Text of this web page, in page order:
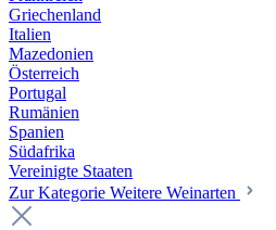
Griechenland
Italien
Mazedonien
Österreich
Portugal
Rumänien
Spanien
Südafrika
Vereinigte Staaten
Zur Kategorie Weitere Weinarten